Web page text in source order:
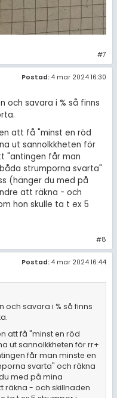
#7
Postad: 4 mar 2024 16:30
och savara i % så finns
att få "minst en röd
ut sannolkkheten för
"antingen får man
strumporna svarta"
(hänger du med på
att räkna - och
hon skulle ta t ex 5
#8
Postad: 4 mar 2024 16:44
och savara i % så finns
att få "minst en röd
ut sannolkkheten för rr+
får man minste en
svarta" och räkna
med på mina
räkna - och skillnaden